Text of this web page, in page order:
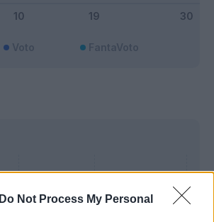
Do Not Process My Personal